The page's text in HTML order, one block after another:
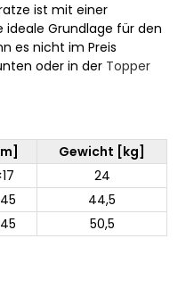
ist mit einer
Grundlage für den
es nicht im Preis
oder in der Topper
Gewicht [kg]
24
44,5
50,5